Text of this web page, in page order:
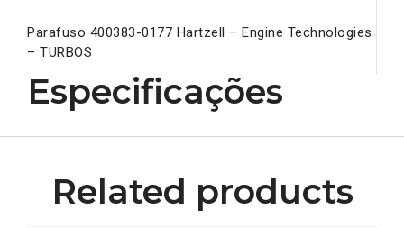
Parafuso 400383-0177 Hartzell – Engine Technologies
– TURBOS
Especificações
Related products